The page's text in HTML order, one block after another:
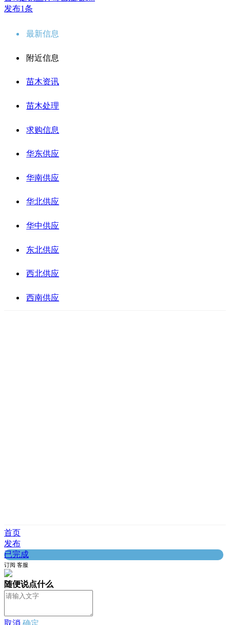
发布1条
最新信息
附近信息
苗木资讯
苗木处理
求购信息
华东供应
华南供应
华北供应
华中供应
东北供应
西北供应
西南供应
首页
发布
已完成
订阅 客服
随便说点什么
取消 确定